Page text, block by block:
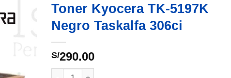
Toner Kyocera TK-5197K
Negro Taskalfa 306ci
S/290.00
Toner Kyocera TK-5197K Negro Taskalfa 306ci cantidad